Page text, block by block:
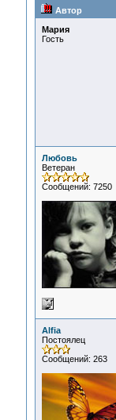
Автор
Мария
Гость
Любовь
Ветеран
Сообщений: 7250
Alfia
Постоялец
Сообщений: 263